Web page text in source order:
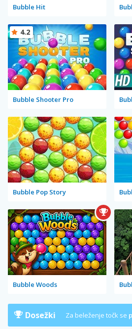
Bubble Hit
Bubble Shooter Pro
4.2
Bubble Pop Story
Bubble Woods
Dosežki Za beleženje točk se